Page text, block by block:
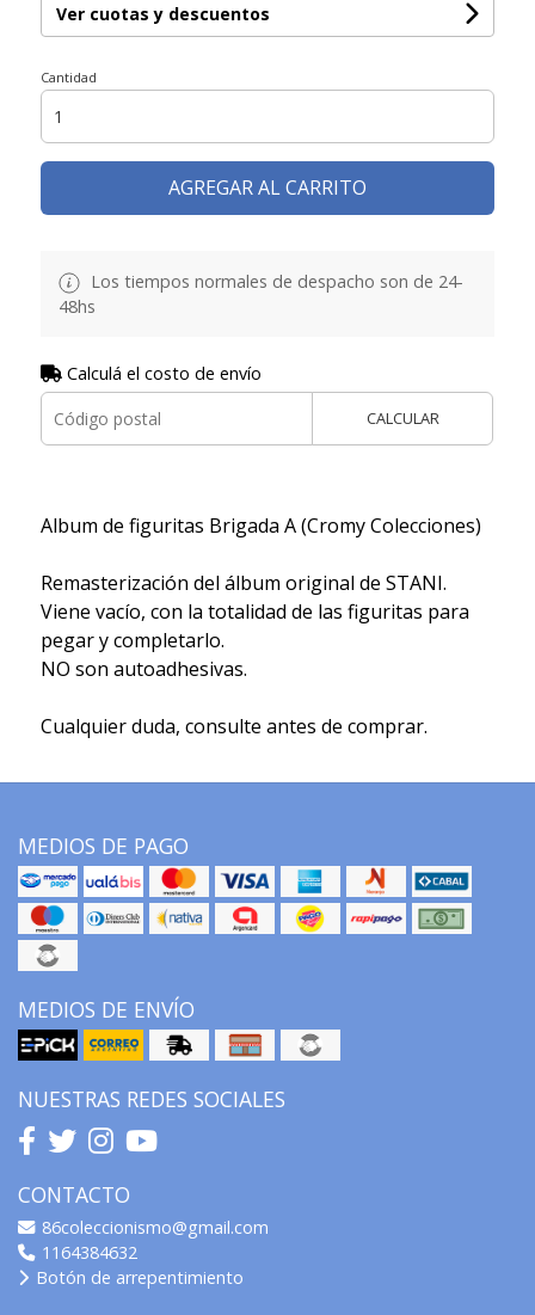
Ver cuotas y descuentos
Cantidad
AGREGAR AL CARRITO
Los tiempos normales de despacho son de 24-
48hs
Calculá el costo de envío
CALCULAR
Album de figuritas Brigada A (Cromy Colecciones)
Remasterización del álbum original de STANI.
Viene vacío, con la totalidad de las figuritas para
pegar y completarlo.
NO son autoadhesivas.
Cualquier duda, consulte antes de comprar.
MEDIOS DE PAGO
MEDIOS DE ENVÍO
NUESTRAS REDES SOCIALES
CONTACTO
86coleccionismo@gmail.com
1164384632
Botón de arrepentimiento